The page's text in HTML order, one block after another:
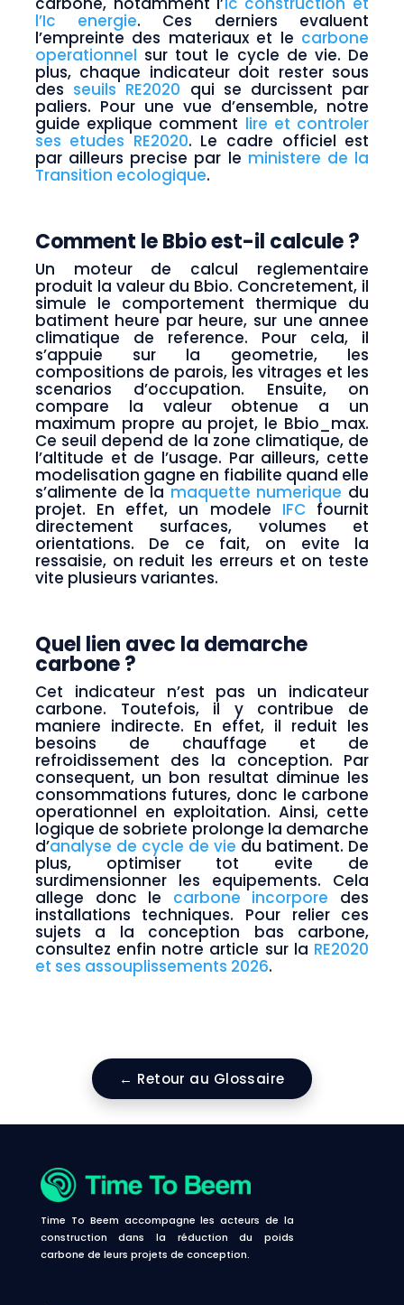
l’Ic energie. Ces derniers evaluent
l’empreinte des materiaux et le carbone
operationnel sur tout le cycle de vie. De
plus, chaque indicateur doit rester sous
des seuils RE2020 qui se durcissent par
paliers. Pour une vue d’ensemble, notre
guide explique comment lire et controler
ses etudes RE2020. Le cadre officiel est
par ailleurs precise par le ministere de la
Transition ecologique.
Comment le Bbio est-il calcule ?
Un moteur de calcul reglementaire
produit la valeur du Bbio. Concretement, il
simule le comportement thermique du
batiment heure par heure, sur une annee
climatique de reference. Pour cela, il
s’appuie sur la geometrie, les
compositions de parois, les vitrages et les
scenarios d’occupation. Ensuite, on
compare la valeur obtenue a un
maximum propre au projet, le Bbio_max.
Ce seuil depend de la zone climatique, de
l’altitude et de l’usage. Par ailleurs, cette
modelisation gagne en fiabilite quand elle
s’alimente de lamaquette numerique du
projet. En effet, un modele IFCfournit
directement surfaces, volumes et
orientations. De ce fait, on evite la
ressaisie, on reduit les erreurs et on teste
vite plusieurs variantes.
Quel lien avec la demarche
carbone ?
Cet indicateur n’est pas un indicateur
carbone. Toutefois, il y contribue de
maniere indirecte. En effet, il reduit les
besoins de chauffage et de
refroidissement des la conception. Par
consequent, un bon resultat diminue les
consommations futures, donc le carbone
operationnel en exploitation. Ainsi, cette
logique de sobriete prolonge la demarche
d’analyse de cycle de vie du batiment. De
plus, optimiser tot evite de
surdimensionner les equipements. Cela
allege donc le carbone incorpore des
installations techniques. Pour relier ces
sujets a la conception bas carbone,
consultez enfin notre article sur la RE2020
et ses assouplissements 2026.
← Retour au Glossaire
Time To Beem accompagne les acteurs de la
construction dans la réduction du poids
carbone de leurs projets de conception.